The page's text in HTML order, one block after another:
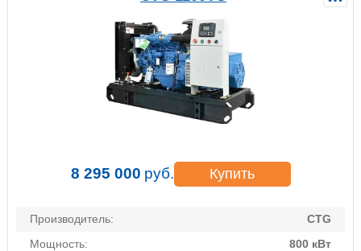
8 295 000 руб. Купить
Производитель:
CTG
Мощность:
800 кВт